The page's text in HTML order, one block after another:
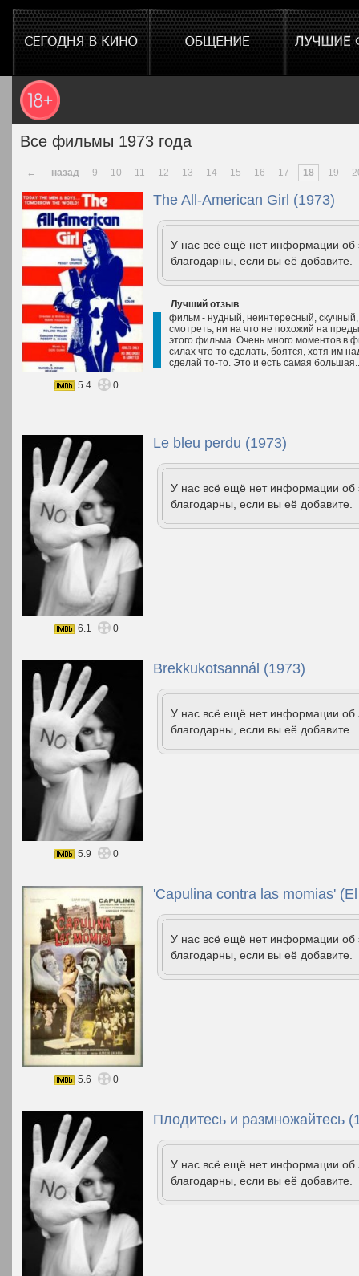
Все фильмы 1973 года
← назад 9 10 11 12 13 14 15 16 17 18 19
The All-American Girl (1973)
У нас всё ещё нет информации
благодарны, если вы её добавите.
Лучший отзыв
фильм - нудный, неинтересный,
смотреть, ни на что не похожий на
этого фильма. Очень много моментов в
силах что-то сделать, боятся, хотя им
сделай то-то. Это и есть самая
5.4
0
Le bleu perdu (1973)
У нас всё ещё нет информации
благодарны, если вы её добавите.
6.1 0
Brekkukotsannál (1973)
У нас всё ещё нет информации
благодарны, если вы её добавите.
5.9 0
'Capulina contra las momias'
У нас всё ещё нет информации
благодарны, если вы её добавите.
5.6 0
Плодитесь и размножайтесь
У нас всё ещё нет информации
благодарны, если вы её добавите.